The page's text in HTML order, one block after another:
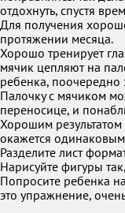
отдохнуть, спустя
Для получения
протяжении месяца.
Хорошо тренирует
мячик цепляют на
ребенка, поочередно
Палочку с мячиком
переносице, и
Хорошим
окажется
Разделите лист
Нарисуйте фигуры
Попросите ребенка
это упражнение,